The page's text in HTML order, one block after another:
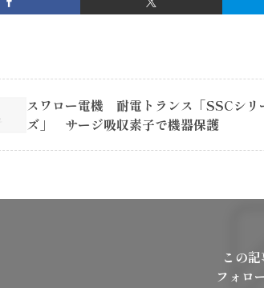
スワロー電機 耐電トランス「SSCシリ
ズ」 サージ吸収素子で機器保護
この
フォロ